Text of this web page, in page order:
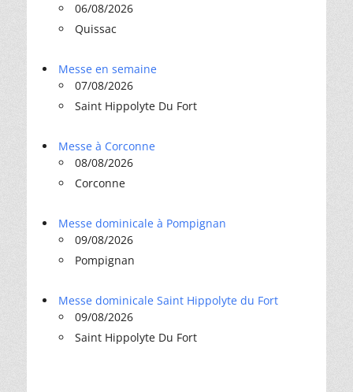
06/08/2026
Quissac
Messe en semaine
07/08/2026
Saint Hippolyte Du Fort
Messe à Corconne
08/08/2026
Corconne
Messe dominicale à Pompignan
09/08/2026
Pompignan
Messe dominicale Saint Hippolyte du Fort
09/08/2026
Saint Hippolyte Du Fort